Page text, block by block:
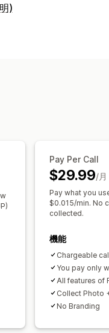
)
Pay Per Call
$29.99/月
Pay what you
$0.015/min. No
collected.
機能
Chargeable
You pay only
All features of
Collect Photo
No Branding